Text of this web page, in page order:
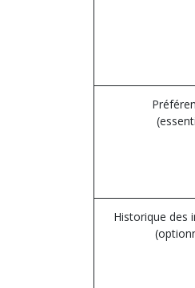
Historique des